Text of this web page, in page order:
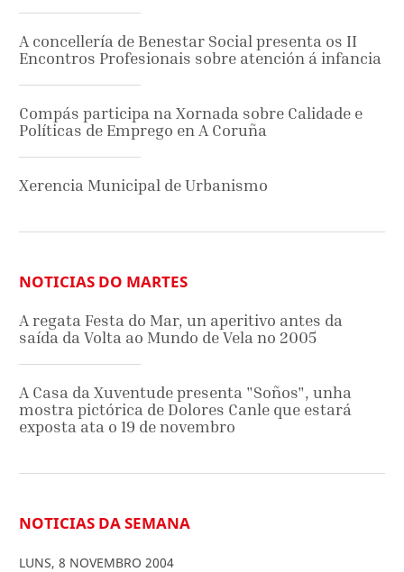
A concellería de Benestar Social presenta os II
Encontros Profesionais sobre atención á infancia
Compás participa na Xornada sobre Calidade e
Políticas de Emprego en A Coruña
Xerencia Municipal de Urbanismo
NOTICIAS DO MARTES
A regata Festa do Mar, un aperitivo antes da
saída da Volta ao Mundo de Vela no 2005
A Casa da Xuventude presenta "Soños", unha
mostra pictórica de Dolores Canle que estará
exposta ata o 19 de novembro
NOTICIAS DA SEMANA
LUNS, 8 NOVEMBRO 2004